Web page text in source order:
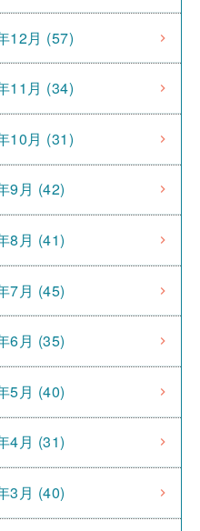
12月 (57)
11月 (34)
10月 (31)
9月 (42)
8月 (41)
7月 (45)
6月 (35)
5月 (40)
4月 (31)
3月 (40)